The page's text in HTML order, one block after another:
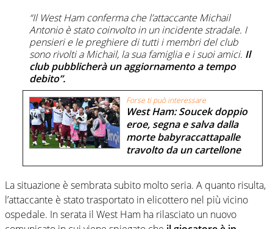
“Il West Ham conferma che l’attaccante Michail
Antonio è stato coinvolto in un incidente stradale. I
pensieri e le preghiere di tutti i membri del club
sono rivolti a Michail, la sua famiglia e i suoi amici. Il
club pubblicherà un aggiornamento a tempo
debito”.
Forse ti può interessare
West Ham: Soucek doppio
eroe, segna e salva dalla
morte babyraccattapalle
travolto da un cartellone
La situazione è sembrata subito molto seria. A quanto risulta,
l’attaccante è stato trasportato in elicottero nel più vicino
ospedale. In serata il West Ham ha rilasciato un nuovo